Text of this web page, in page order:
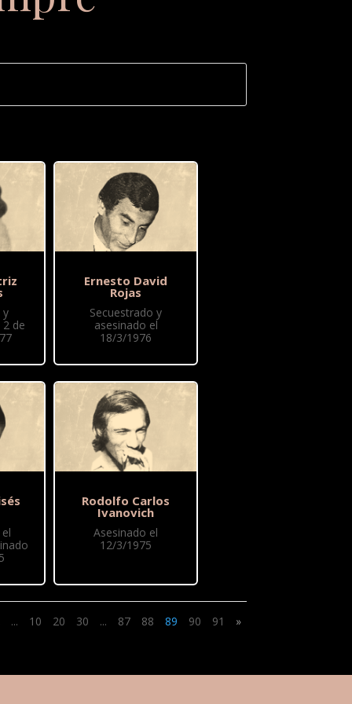
y
2 de
Ernesto David
Rojas
Secuestrado y
asesinado el
18/3/1976
Rodolfo Carlos
Ivanovich
Asesinado el
12/3/1975
... 10 20 30 ... 87 88 89 90 91 »